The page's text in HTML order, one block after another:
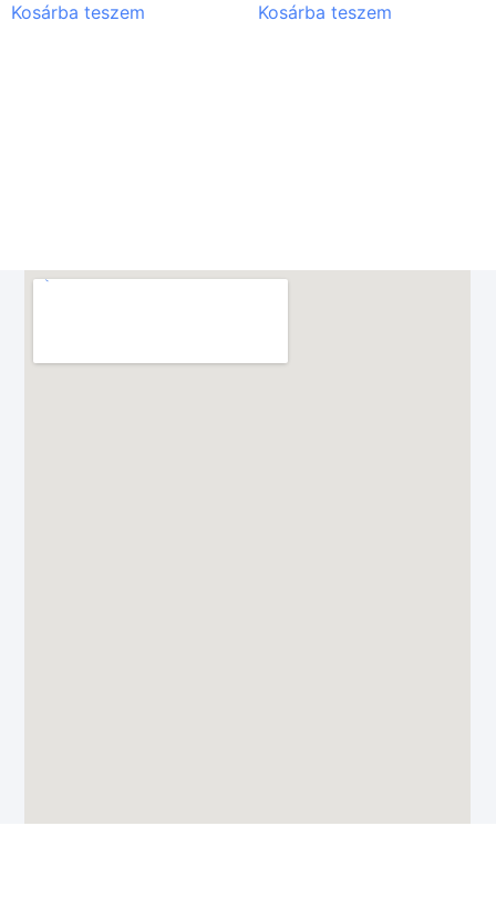
Kosárba teszem Kosárba teszem